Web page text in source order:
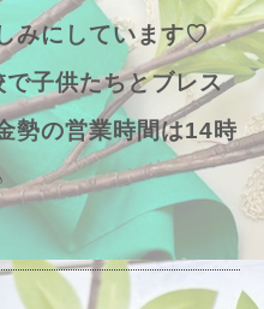
みにしています♡
子供たちとブレス
勢の営業時間は14時